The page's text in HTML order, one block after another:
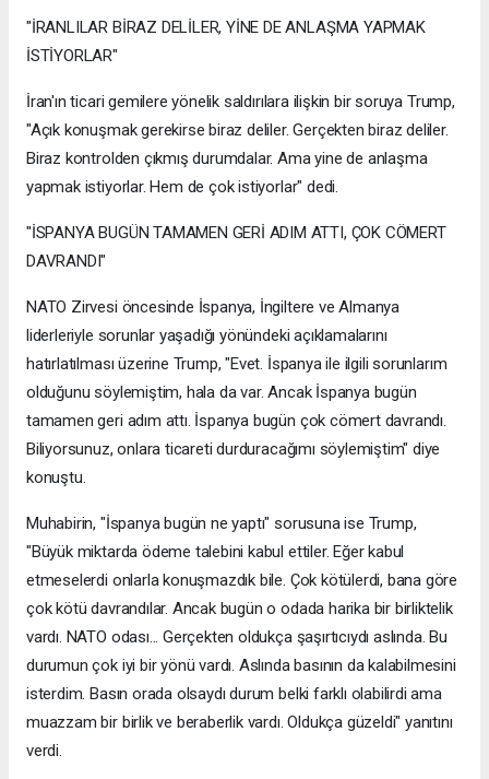
"İRANLILAR BİRAZ DELİLER, YİNE DE ANLAŞMA YAPMAK
İSTİYORLAR"
İran'ın ticari gemilere yönelik saldırılara ilişkin bir soruya Trump,
"Açık konuşmak gerekirse biraz deliler. Gerçekten biraz deliler.
Biraz kontrolden çıkmış durumdalar. Ama yine de anlaşma
yapmak istiyorlar. Hem de çok istiyorlar" dedi.
"İSPANYA BUGÜN TAMAMEN GERİ ADIM ATTI, ÇOK CÖMERT
DAVRANDI"
NATO Zirvesi öncesinde İspanya, İngiltere ve Almanya
liderleriyle sorunlar yaşadığı yönündeki açıklamalarını
hatırlatılması üzerine Trump, "Evet. İspanya ile ilgili sorunlarım
olduğunu söylemiştim, hala da var. Ancak İspanya bugün
tamamen geri adım attı. İspanya bugün çok cömert davrandı.
Biliyorsunuz, onlara ticareti durduracağımı söylemiştim" diye
konuştu.
Muhabirin, "İspanya bugün ne yaptı" sorusuna ise Trump,
"Büyük miktarda ödeme talebini kabul ettiler. Eğer kabul
etmeselerdi onlarla konuşmazdık bile. Çok kötülerdi, bana göre
çok kötü davrandılar. Ancak bugün o odada harika bir birliktelik
vardı. NATO odası... Gerçekten oldukça şaşırtıcıydı aslında. Bu
durumun çok iyi bir yönü vardı. Aslında basının da kalabilmesini
isterdim. Basın orada olsaydı durum belki farklı olabilirdi ama
muazzam bir birlik ve beraberlik vardı. Oldukça güzeldi" yanıtını
verdi.